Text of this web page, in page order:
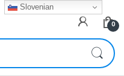
0
Slovenian